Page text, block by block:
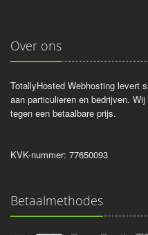
Over ons
TotallyHosted Webhosting levert
aan particulieren en bedrijven.
tegen een betaalbare prijs.
KVK-nummer: 77650093
Betaalmethodes